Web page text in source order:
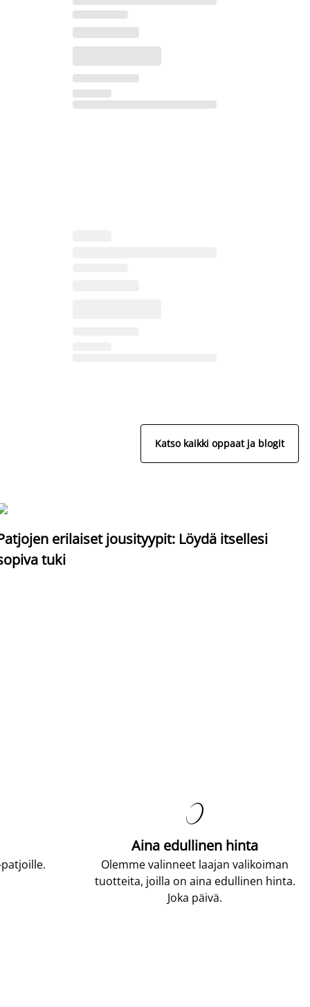
Katso kaikki oppaat ja blogit
erilaiset jousityypit: Löydä itsellesi
tuki

Aina edullinen hinta
Olemme valinneet laajan valikoiman
tuotteita, joilla on aina edullinen hinta.
Joka päivä.